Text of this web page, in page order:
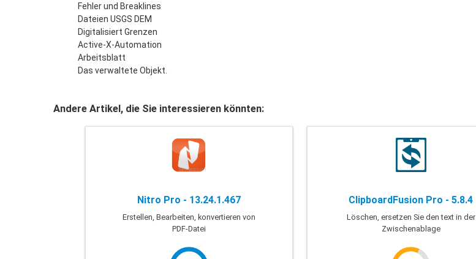
Fehler und Breaklines
Dateien USGS DEM
Digitalisiert Grenzen
Active-X-Automation
Arbeitsblatt
Das verwaltete Objekt.
Andere Artikel, die Sie interessieren könnten:
Nitro Pro - 13.24.1.467
Erstellen, Bearbeiten, konvertieren von
PDF-Datei
ClipboardFusion Pro - 5.8.4
Löschen, ersetzen Sie den text in der
Zwischenablage